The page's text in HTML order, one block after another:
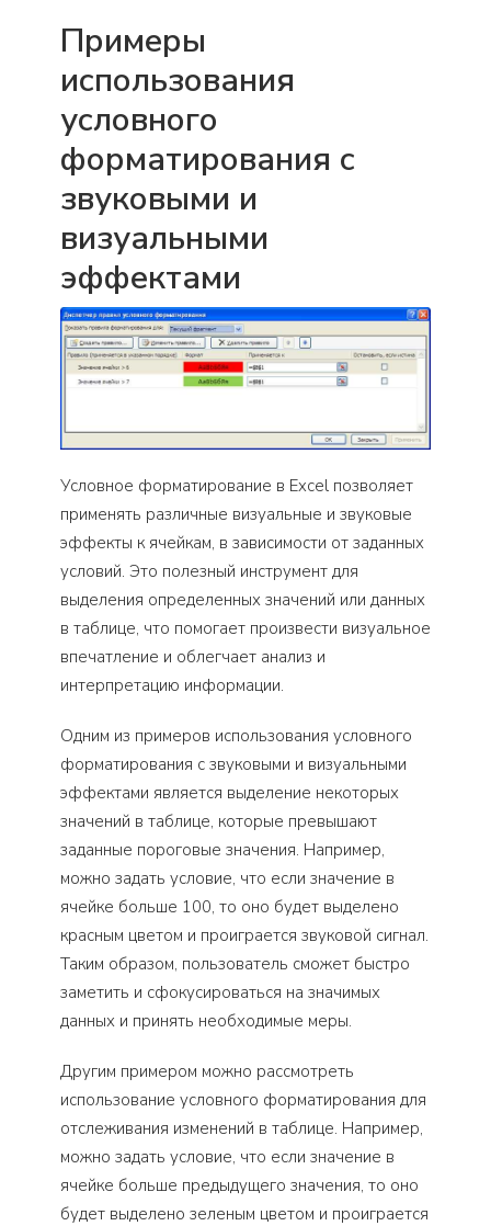
Примеры
использования
условного
форматирования с
звуковыми и
визуальными
эффектами
Условное форматирование в Excel позволяет
применять различные визуальные и звуковые
эффекты к ячейкам, в зависимости от заданных
условий. Это полезный инструмент для
выделения определенных значений или данных
в таблице, что помогает произвести визуальное
впечатление и облегчает анализ и
интерпретацию информации.
Одним из примеров использования условного
форматирования с звуковыми и визуальными
эффектами является выделение некоторых
значений в таблице, которые превышают
заданные пороговые значения. Например,
можно задать условие, что если значение в
ячейке больше 100, то оно будет выделено
красным цветом и проиграется звуковой сигнал.
Таким образом, пользователь сможет быстро
заметить и сфокусироваться на значимых
данных и принять необходимые меры.
Другим примером можно рассмотреть
использование условного форматирования для
отслеживания изменений в таблице. Например,
можно задать условие, что если значение в
ячейке больше предыдущего значения, то оно
будет выделено зеленым цветом и проиграется